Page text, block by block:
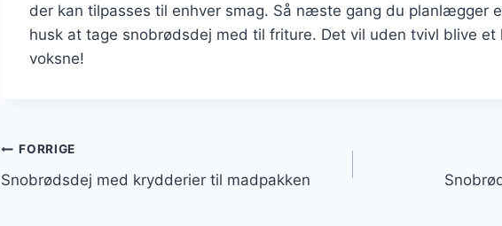
der kan tilpasses til enhver smag. Så næste gang du planlægger
husk at tage snobrødsdej med til friture. Det vil uden tvivl blive
voksne!
Indlægsnavigation
FORRIGE
Snobrødsdej med krydderier til madpakken